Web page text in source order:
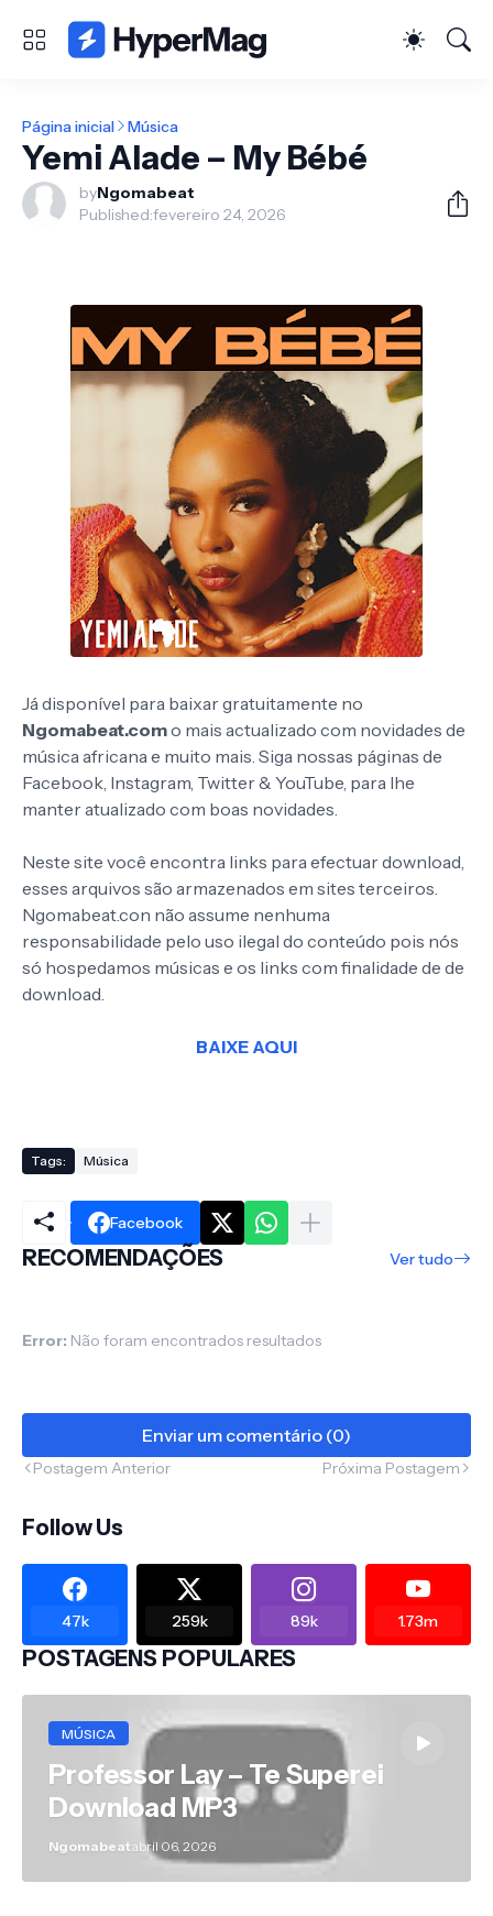
Página inicial Música
Yemi Alade – My Bébé
byNgomabeat
Published:fevereiro 24, 2026
Já disponível para baixar gratuitamente no
Ngomabeat.como mais actualizado com novidades de
música africana e muito mais. Siga nossas páginas de
Facebook, Instagram, Twitter & YouTube, para lhe
manter atualizado com boas novidades.
Neste site você encontra links para efectuar download,
esses arquivos são armazenados em sites terceiros.
Ngomabeat.con não assume nenhuma
responsabilidade pelo uso ilegal do conteúdo pois nós
só hospedamos músicas e os links com finalidade de de
download.
BAIXE AQUI
Tags: Música
Facebook
RECOMENDAÇÕES Ver tudo
Error: Não foram encontrados resultados
Enviar um comentário (0)
Postagem Anterior Próxima Postagem
Follow Us
47k 259k 89k 1.73m
POSTAGENS POPULARES
MÚSICA
Professor Lay – Te Superei
Download MP3
Ngomabeatabril 06, 2026